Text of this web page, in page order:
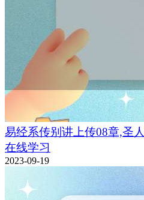
易经系传别讲上传08章,圣
在线学习
2023-09-19